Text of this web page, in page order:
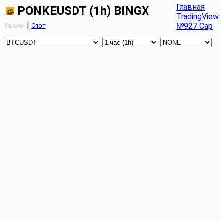
PONKEUSDT (1h) BINGX
Фьючи | Спот
Главная
TradingView
№927 Cap